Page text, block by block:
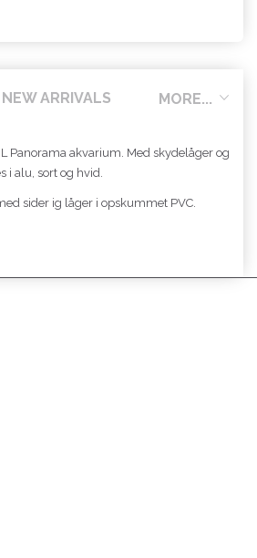
MORE...
NEW ARRIVALS
Panorama akvarium. Med skydelåger og
i alu, sort og hvid.
sider ig låger i opskummet PVC.